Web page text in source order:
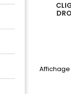
Affichage